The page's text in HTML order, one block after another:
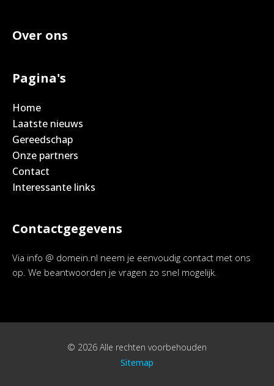
Over ons
Pagina's
Home
Laatste nieuws
Gereedschap
Onze partners
Contact
Interessante links
Contactgegevens
Via info @ domein.nl neem je eenvoudig contact met ons
op. We beantwoorden je vragen zo snel mogelijk.
© 2026 Alle rechten voorbehouden
Sitemap